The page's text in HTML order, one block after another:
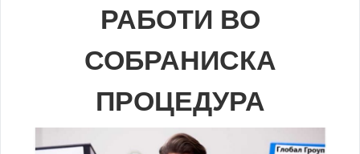
РАБОТИ ВО
СОБРАНИСКА
ПРОЦЕДУРА